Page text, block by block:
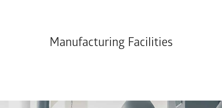
Manufacturing Facilities